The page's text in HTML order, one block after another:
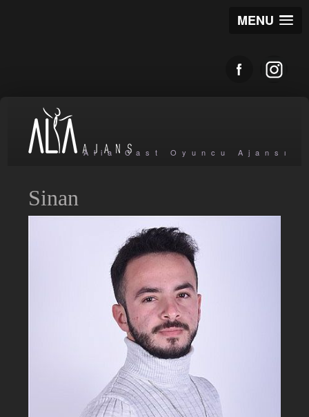
MENU
Alia Cast Oyuncu Ajansı
Sinan